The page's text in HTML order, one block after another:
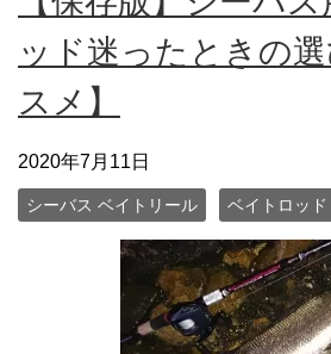
ッド迷ったときの
スメ】
2020年7月11日
シーバス ベイトリール ベイトロッド